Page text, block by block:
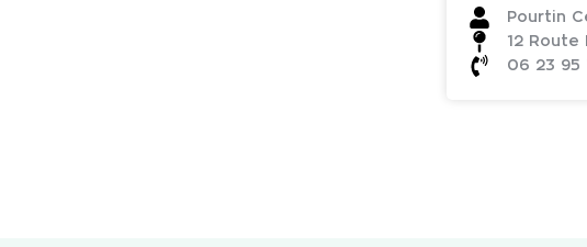
Pourtin
12 Route
06 23 95